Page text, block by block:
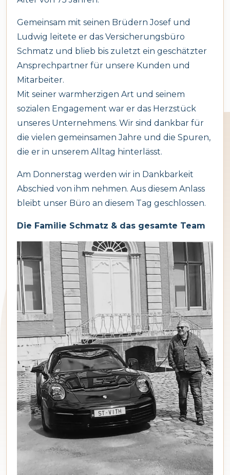
Mobilität: Überprüfen der
von egal welchem Ort, Schadensfall
nachschauen, Nachricht senden, Vertrag
ändern,…
Erleichterung: Schadensfall melden, Fotos
schicken, Adressenwechsel mitteilen,
zusätzliche Deckung anfragen,…
Multi-Versicherungsnehmer: Schauen Sie
Ihr persönliches Versicherungsdossier, sowie
das Ihrer Firma nach.
APP STORE
GOOGLE PLAY
MY BROKER
AG
Assistance(Belgien)
0800 55 505
AG Assistance(vom
Ausland)
0032 78 055 505
Le Foyer Assistance 0032 2 533 78 43
L'Ardenne
Prévoyante 0032 2 552 51 89
Baloise Assistance 0032 3 870 95 70
Card Stop 0032 78 170 170
Carglass 0032 80 01 66 16
Weber Autoglas
Eupen
0032 87 33 18 66
Gemeinsam mit seinen Brüdern Josef und
Ludwig leitete er das Versicherungsbüro
Schmatz und blieb bis zuletzt ein geschätzter
Ansprechpartner für unsere Kunden und
Mitarbeiter.
Mit seiner warmherzigen Art und seinem
sozialen Engagement war er das Herzstück
unseres Unternehmens. Wir sind dankbar für
die vielen gemeinsamen Jahre und die Spuren,
die er in unserem Alltag hinterlässt.
Am Donnerstag werden wir in Dankbarkeit
Abschied von ihm nehmen. Aus diesem Anlass
bleibt unser Büro an diesem Tag geschlossen.
Die Familie Schmatz & das gesamte Team